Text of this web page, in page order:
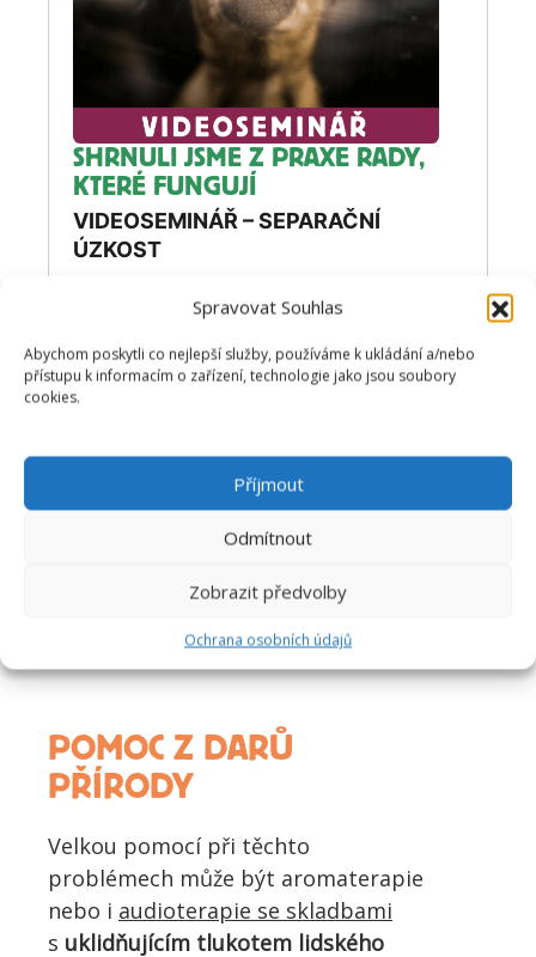
Spravovat Souhlas
Abychom poskytli co nejlepší služby, používáme k ukládání a/nebo
přístupu k informacím o zařízení, technologie jako jsou soubory
cookies.
Příjmout
Odmítnout
Zobrazit předvolby
Ochrana osobních údajů
SHRNULI JSME Z PRAXE RADY,
KTERÉ FUNGUJÍ
VIDEOSEMINÁŘ – SEPARAČNÍ
ÚZKOST
Když pes nedokáže být doma sám, protože
ho trápí “duševní problémy”, není
jednoduché mu vysvětlit, že se nemá čeho
bát. Pozvali jsme experta na psí výchovu
Marka Beneše a natočili spolu pro vás
Přidat do košíku
POMOC Z DARŮ
PŘÍRODY
Velkou pomocí při těchto
problémech může být aromaterapie
nebo i audioterapie se skladbami
s uklidňujícím tlukotem lidského